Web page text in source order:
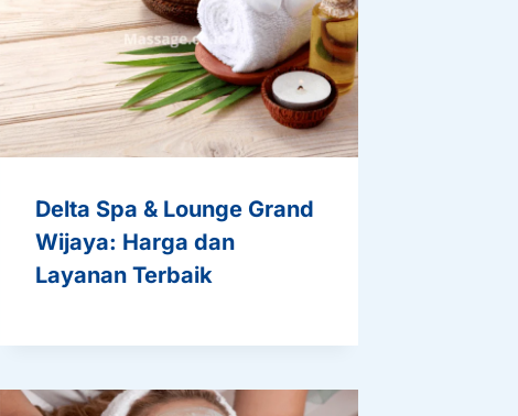
Delta Spa & Lounge Grand
Wijaya: Harga dan
Layanan Terbaik